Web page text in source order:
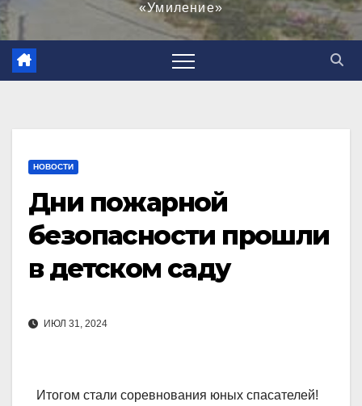
«Умиление»
НОВОСТИ
Дни пожарной
безопасности прошли
в детском саду
ИЮЛ 31, 2024
Итогом стали соревнования юных спасателей!